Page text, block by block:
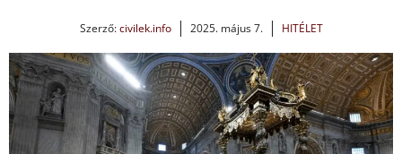
Szerző:civilek.info 2025. május 7. HITÉLET